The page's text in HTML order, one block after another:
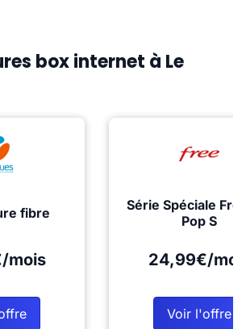
box internet à Le
fibre
mois
Série Spéciale
Pop S
24,99€/
Voir l'offre